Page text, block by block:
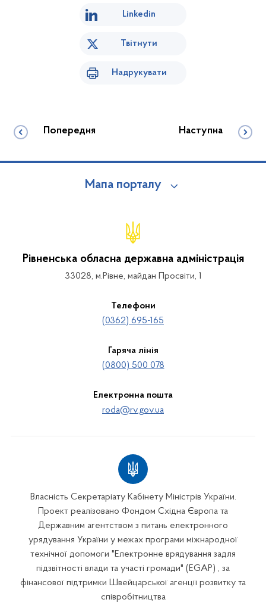
Linkedin
Твітнути
Надрукувати
Попередня Наступна
Мапа порталу
Рівненська обласна державна адміністрація
33028, м.Рівне, майдан Просвіти, 1
Телефони
(0362) 695-165
Гаряча лінія
(0800) 500 078
Електронна пошта
roda@rv.gov.ua
Власність Секретаріату Кабінету Міністрів України.
Проект реалізовано Фондом Східна Європа та
Державним агентством з питань електронного
урядування України у межах програми міжнародної
технічної допомоги "Електронне врядування задля
підзвітності влади та участі громади" (EGAP) , за
фінансової підтримки Швейцарської агенції розвитку та
співробітництва